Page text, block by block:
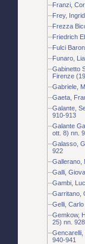
Franzi,
Frey,
Frezza
Friedrich
Fulci
Funaro,
Gabinetto
Firenze
Gabriele,
Gaeta,
Galante,
910-913
Galante
ott. 8) nn.
Galasso,
922
Gallerano,
Galli,
Gambi,
Garritano,
Gelli,
Gemkow,
25) nn.
Gencarelli,
940-941